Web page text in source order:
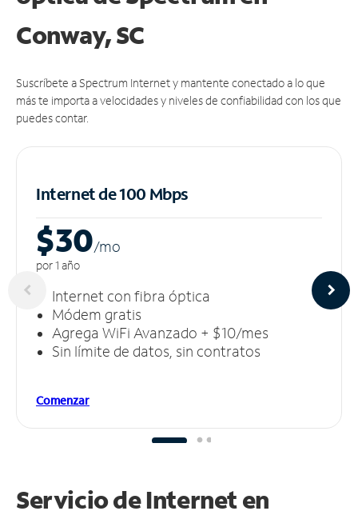
Conway, SC
Suscríbete a Spectrum Internet y mantente conectado a lo que
más te importa a velocidades y niveles de confiabilidad con los que
puedes contar.
Internet de 100 Mbps
$30/mo
por 1 año
Internet con fibra óptica
Módem gratis
Agrega WiFi Avanzado + $10/mes
Sin límite de datos, sin contratos
Comenzar
Servicio de Internet en